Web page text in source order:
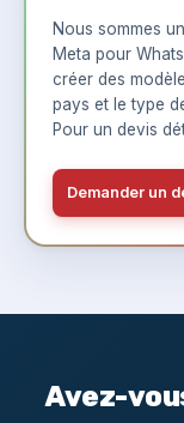
Nous sommes
Meta pour
créer des
pays et le type
Pour un devis
Demander un
Avez-